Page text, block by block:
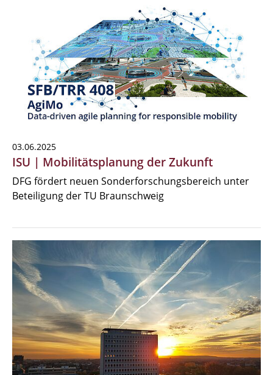
03.06.2025
ISU | Mobilitätsplanung der Zukunft
DFG fördert neuen Sonderforschungsbereich unter
Beteiligung der TU Braunschweig